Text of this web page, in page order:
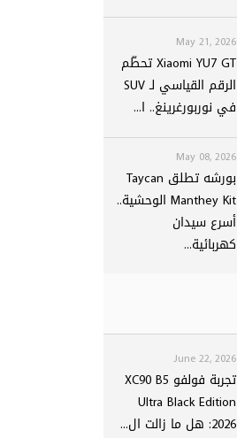
May 21, 2026
Xiaomi YU7 GT تحطّم
الرقم القياسي لـ SUV
في نوربورغرينغ.. ا...
May 08, 2026
بورشه تطلق Taycan
Manthey Kit الوحشية..
أسرع سيدان
كهربائية...
June 22, 2026
تجربة فولفو XC90 B5
Ultra Black Edition
2026: هل ما زالت ال...